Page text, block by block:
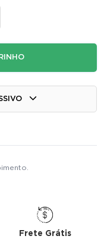
Frete Grátis